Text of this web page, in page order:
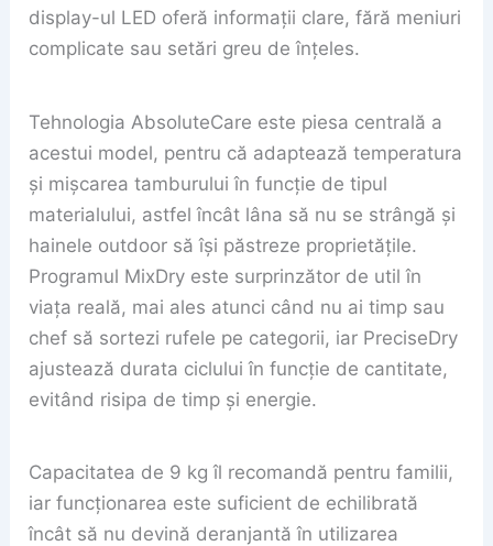
display-ul LED oferă informații clare, fără meniuri
complicate sau setări greu de înțeles.
Tehnologia AbsoluteCare este piesa centrală a
acestui model, pentru că adaptează temperatura
și mișcarea tamburului în funcție de tipul
materialului, astfel încât lâna să nu se strângă și
hainele outdoor să își păstreze proprietățile.
Programul MixDry este surprinzător de util în
viața reală, mai ales atunci când nu ai timp sau
chef să sortezi rufele pe categorii, iar PreciseDry
ajustează durata ciclului în funcție de cantitate,
evitând risipa de timp și energie.
Capacitatea de 9 kg îl recomandă pentru familii,
iar funcționarea este suficient de echilibrată
încât să nu devină deranjantă în utilizarea